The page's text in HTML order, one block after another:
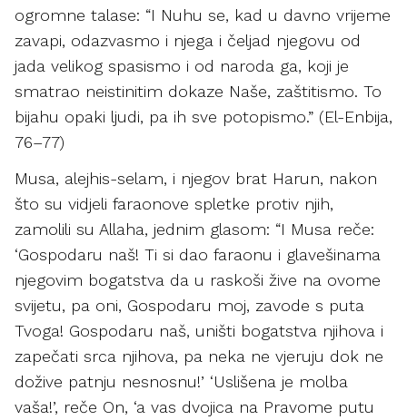
ogromne talase: “I Nuhu se, kad u davno vrijeme
zavapi, odazvasmo i njega i čeljad njegovu od
jada velikog spasismo i od naroda ga, koji je
smatrao neistinitim dokaze Naše, zaštitismo. To
bijahu opaki ljudi, pa ih sve potopismo.” (El-Enbija,
76–77)
Musa, alejhis-selam, i njegov brat Harun, nakon
što su vidjeli faraonove spletke protiv njih,
zamolili su Allaha, jednim glasom: “I Musa reče:
‘Gospodaru naš! Ti si dao faraonu i glavešinama
njegovim bogatstva da u raskoši žive na ovome
svijetu, pa oni, Gospodaru moj, zavode s puta
Tvoga! Gospodaru naš, uništi bogatstva njihova i
zapečati srca njihova, pa neka ne vjeruju dok ne
dožive patnju nesnosnu!’ ‘Uslišena je molba
vaša!’, reče On, ‘a vas dvojica na Pravome putu